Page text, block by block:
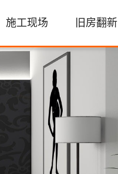
施工现场 旧房翻新